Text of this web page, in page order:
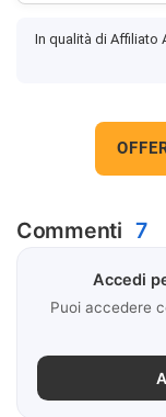
In qualità di Affiliato
Commenti 7
Accedi
Puoi accedere